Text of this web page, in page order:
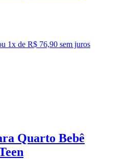
1x de R$ 76,90 sem juros
Quarto Bebê